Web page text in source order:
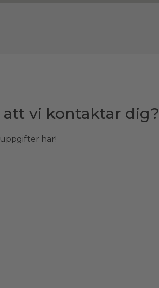
vi kontaktar dig?
här!